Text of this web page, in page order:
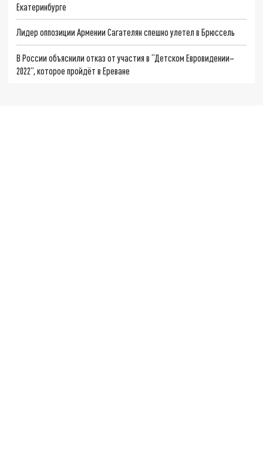
Екатеринбурге
Лидер оппозиции Армении Сагателян спешно улетел в Брюссель
В России объяснили отказ от участия в “Детском Евровидении–
2022”, которое пройдёт в Ереване